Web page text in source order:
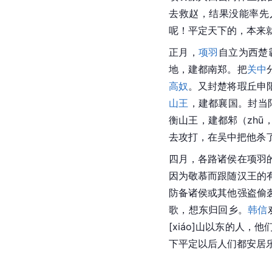
去救赵，结果没能率
呢！平定天下的，本来
正月，项羽 自立为西
地，建都南郑。把关中
高奴。又封楚将瑕丘申
山王 ，建都襄国。封
衡山王，建都邾（zhū
去攻打，在吴中把他杀
四月，各路诸侯在项羽
因为敬慕而跟随汉王的
防备诸侯或其他强盗偷
歌，想东归回乡。韩信
[xiáo]山以东的人，他
下平定以后人们都安居